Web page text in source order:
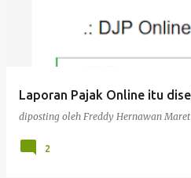
Laporan Pajak Online itu
diposting oleh Freddy Hernawan Maret
2